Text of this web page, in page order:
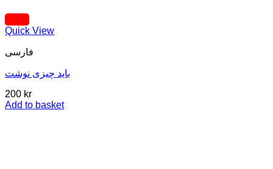
Quick View
فارسی
باید چیزی نوشت
200 kr
Add to basket